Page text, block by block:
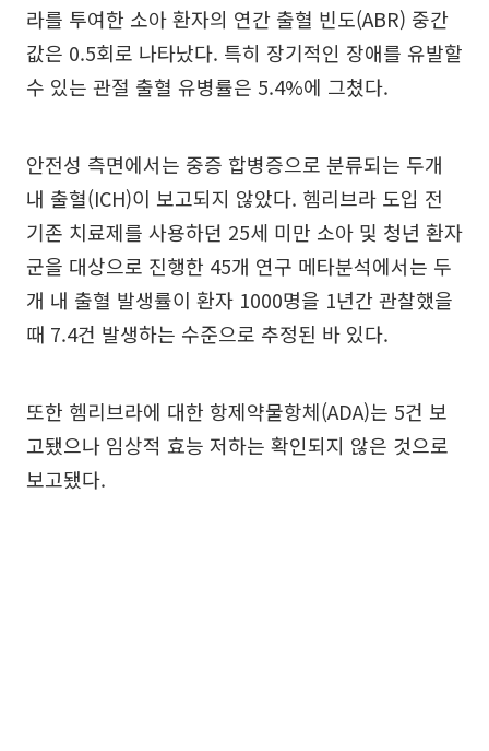
라를 투여한 소아 환자의 연간 출혈 빈도(ABR) 중간
값은 0.5회로 나타났다. 특히 장기적인 장애를 유발할
수 있는 관절 출혈 유병률은 5.4%에 그쳤다.
안전성 측면에서는 중증 합병증으로 분류되는 두개
내 출혈(ICH)이 보고되지 않았다. 헴리브라 도입 전
기존 치료제를 사용하던 25세 미만 소아 및 청년 환자
군을 대상으로 진행한 45개 연구 메타분석에서는 두
개 내 출혈 발생률이 환자 1000명을 1년간 관찰했을
때 7.4건 발생하는 수준으로 추정된 바 있다.
또한 헴리브라에 대한 항제약물항체(ADA)는 5건 보
고됐으나 임상적 효능 저하는 확인되지 않은 것으로
보고됐다.